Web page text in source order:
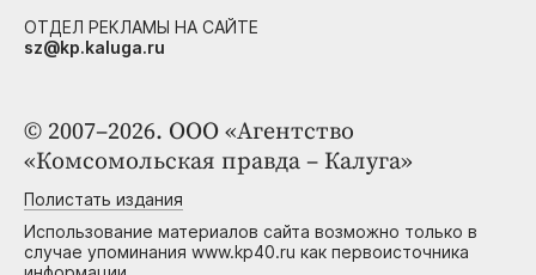
© 2007–2026. ООО «Агентство
«Комсомольская правда – Калуга»
Полистать издания
Использование материалов сайта возможно только в
случае упоминания www.kp40.ru как первоисточника
ОТДЕЛ РЕКЛАМЫ НА САЙТЕ
sz@kp.kaluga.ru